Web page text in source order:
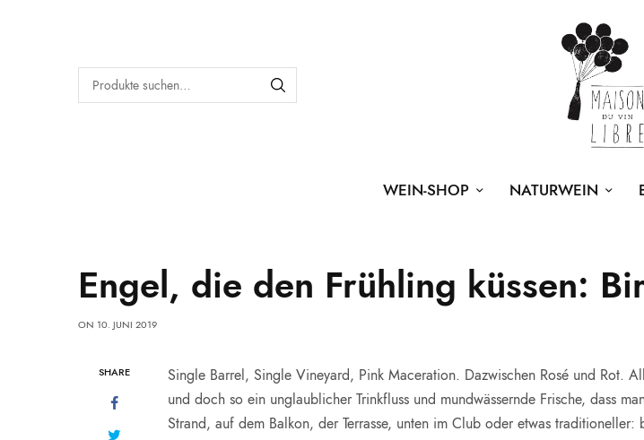
WEIN-SHOP NATURWEIN
Engel, die den Frühling küssen:
ON 10. JUNI 2019
SHARE
Single Barrel, Single Vineyard, Pink Maceration. Dazwischen Rosé und Rot.
und doch so ein unglaublicher Trinkfluss und mundwässernde Frische, dass
Strand, auf dem Balkon, der Terrasse, unten im Club oder etwas